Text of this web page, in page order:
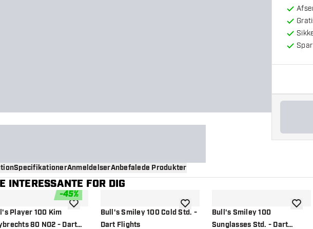
SpecifikationerAnmeldelserAnbefalede Produkter
INTERESSANTE FOR DIG
-45%
Player 100 Kim
80 NO2 - Dart
tilføje til ønskelisteBull's Smiley 100 Cold Std. -
Dart Flights
tilføje til ønskelisteBull's Smiley 100
Sunglasses Std. - Dart
tilføje